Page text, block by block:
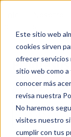
Este sitio web
cookies sirven
ofrecer servicios
sitio web como
conocer más
revisa nuestra
No haremos
visites nuestro
cumplir con tus
BLOG